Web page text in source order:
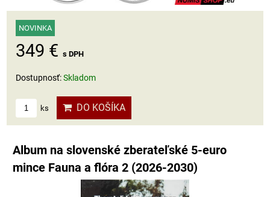
NOVINKA
349 € s DPH
Dostupnosť:Skladom
ks DO KOŠÍKA
Album na slovenské zberateľské 5-euro
mince Fauna a flóra 2 (2026-2030)